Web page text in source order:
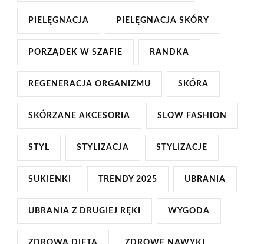
PIELĘGNACJA PIELĘGNACJA SKÓRY
PORZĄDEK W SZAFIE RANDKA
REGENERACJA ORGANIZMU SKÓRA
SKÓRZANE AKCESORIA SLOW FASHION
STYL STYLIZACJA STYLIZACJE
SUKIENKI TRENDY 2025 UBRANIA
UBRANIA Z DRUGIEJ RĘKI WYGODA